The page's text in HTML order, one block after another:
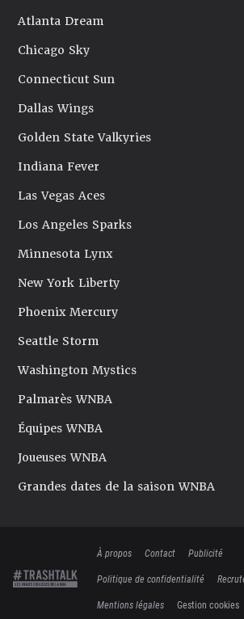
Atlanta Dream
Chicago Sky
Connecticut Sun
Dallas Wings
Golden State Valkyries
Indiana Fever
Las Vegas Aces
Los Angeles Sparks
Minnesota Lynx
New York Liberty
Phoenix Mercury
Seattle Storm
Washington Mystics
Palmarès WNBA
Équipes WNBA
Joueuses WNBA
Grandes dates de la saison WNBA
À propos Contact
Publicité
Politique de confidentialité
Mentions légales
Gestion cookies